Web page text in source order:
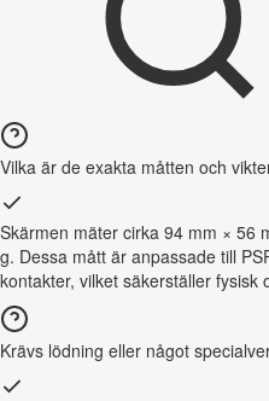
Vilka är de exakta måtten och
Skärmen mäter cirka 94 mm × 56
g. Dessa mått är anpassade till
kontakter, vilket säkerställer fysisk
Krävs lödning eller något